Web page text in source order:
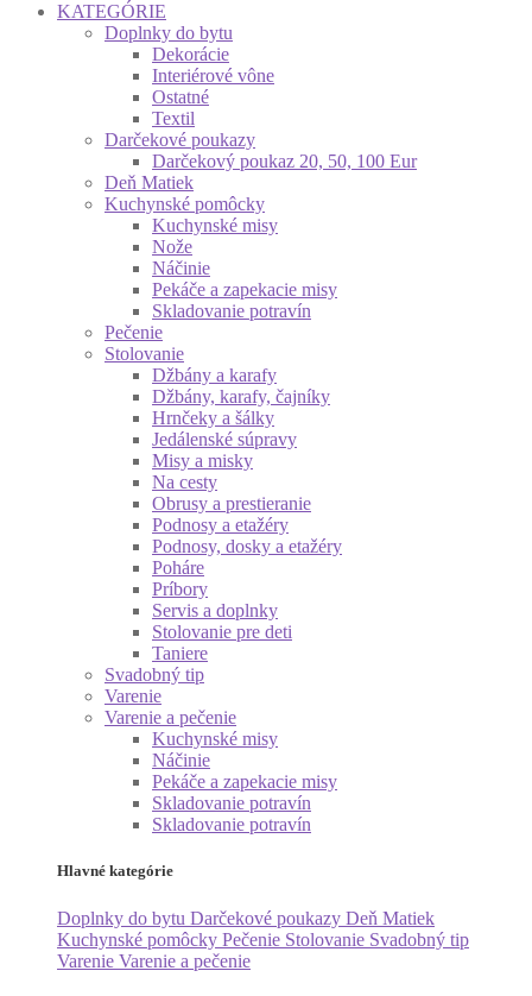
KATEGÓRIE
Doplnky do bytu
Dekorácie
Interiérové vône
Ostatné
Textil
Darčekové poukazy
Darčekový poukaz 20, 50, 100 Eur
Deň Matiek
Kuchynské pomôcky
Kuchynské misy
Nože
Náčinie
Pekáče a zapekacie misy
Skladovanie potravín
Pečenie
Stolovanie
Džbány a karafy
Džbány, karafy, čajníky
Hrnčeky a šálky
Jedálenské súpravy
Misy a misky
Na cesty
Obrusy a prestieranie
Podnosy a etažéry
Podnosy, dosky a etažéry
Poháre
Príbory
Servis a doplnky
Stolovanie pre deti
Taniere
Svadobný tip
Varenie
Varenie a pečenie
Kuchynské misy
Náčinie
Pekáče a zapekacie misy
Skladovanie potravín
Skladovanie potravín
Hlavné kategórie
Doplnky do bytu Darčekové poukazy Deň Matiek
Kuchynské pomôcky Pečenie Stolovanie Svadobný tip
Varenie Varenie a pečenie